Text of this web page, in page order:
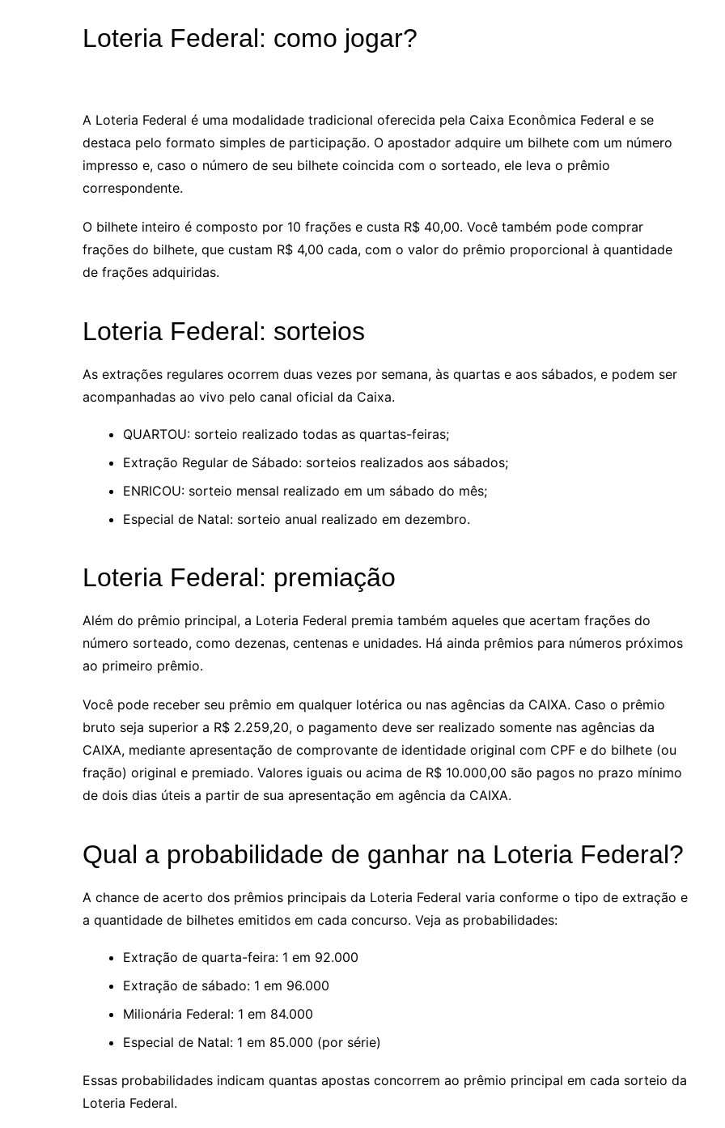
Loteria Federal: como jogar?
A Loteria Federal é uma modalidade tradicional oferecida pela Caixa Econômica Federal e se
destaca pelo formato simples de participação. O apostador adquire um bilhete com um número
impresso e, caso o número de seu bilhete coincida com o sorteado, ele leva o prêmio
correspondente.
O bilhete inteiro é composto por 10 frações e custa R$ 40,00. Você também pode comprar
frações do bilhete, que custam R$ 4,00 cada, com o valor do prêmio proporcional à quantidade
de frações adquiridas.
Loteria Federal: sorteios
As extrações regulares ocorrem duas vezes por semana, às quartas e aos sábados, e podem ser
acompanhadas ao vivo pelo canal oficial da Caixa.
QUARTOU: sorteio realizado todas as quartas-feiras;
Extração Regular de Sábado: sorteios realizados aos sábados;
ENRICOU: sorteio mensal realizado em um sábado do mês;
Especial de Natal: sorteio anual realizado em dezembro.
Loteria Federal: premiação
Além do prêmio principal, a Loteria Federal premia também aqueles que acertam frações do
número sorteado, como dezenas, centenas e unidades. Há ainda prêmios para números próximos
ao primeiro prêmio.
Você pode receber seu prêmio em qualquer lotérica ou nas agências da CAIXA. Caso o prêmio
bruto seja superior a R$ 2.259,20, o pagamento deve ser realizado somente nas agências da
CAIXA, mediante apresentação de comprovante de identidade original com CPF e do bilhete (ou
fração) original e premiado. Valores iguais ou acima de R$ 10.000,00 são pagos no prazo mínimo
de dois dias úteis a partir de sua apresentação em agência da CAIXA.
Qual a probabilidade de ganhar na Loteria Federal?
A chance de acerto dos prêmios principais da Loteria Federal varia conforme o tipo de extração e
a quantidade de bilhetes emitidos em cada concurso. Veja as probabilidades:
Extração de quarta-feira: 1 em 92.000
Extração de sábado: 1 em 96.000
Milionária Federal: 1 em 84.000
Especial de Natal: 1 em 85.000 (por série)
Essas probabilidades indicam quantas apostas concorrem ao prêmio principal em cada sorteio da
Loteria Federal.